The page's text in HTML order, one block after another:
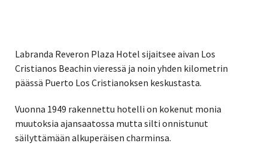
Labranda Reveron Plaza Hotel sijaitsee aivan Los
Cristianos Beachin vieressä ja noin yhden kilometrin
päässä Puerto Los Cristianoksen keskustasta.
Vuonna 1949 rakennettu hotelli on kokenut monia
muutoksia ajansaatossa mutta silti onnistunut
säilyttämään alkuperäisen charminsa.